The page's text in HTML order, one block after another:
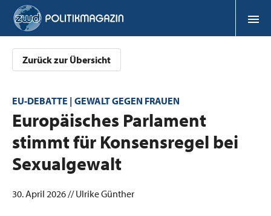
Zurück zur Übersicht
EU-DEBATTE | GEWALT GEGEN FRAUEN
:Europäisches Parlament
stimmt für Konsensregel bei
Sexualgewalt
30. April 2026 // Ulrike Günther